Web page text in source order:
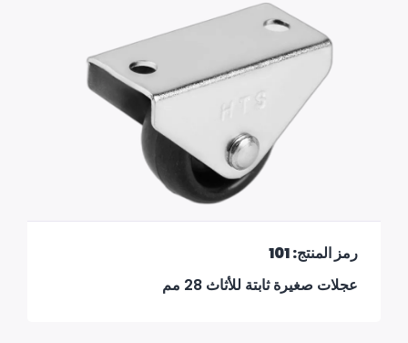
رمز المنتج: 101
عجلات صغيرة ثابتة للأثاث 28 مم